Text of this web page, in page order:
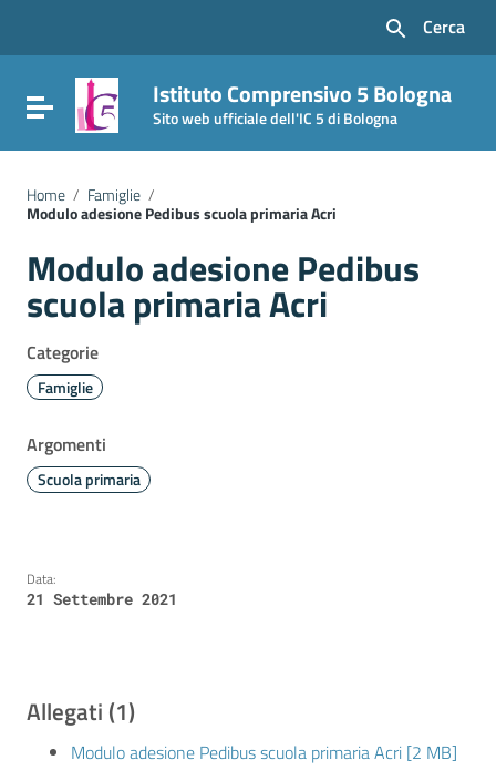
Vai al footer
Cerca
Attiva / disattiva la navigazione
Istituto Comprensivo 5 Bologna
Sito web ufficiale dell'IC 5 di Bologna
Home / Famiglie /
Modulo adesione Pedibus scuola primaria Acri
Modulo adesione Pedibus
scuola primaria Acri
Categorie
Famiglie
Argomenti
Scuola primaria
Data:
21 Settembre 2021
Allegati (1)
Modulo adesione Pedibus scuola primaria Acri [2 MB]